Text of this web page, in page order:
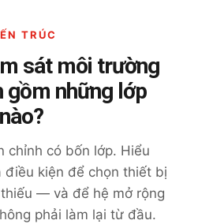
TRÚC
sát môi trường
gồm những lớp
nào?
chỉnh có bốn lớp. Hiểu
điều kiện để chọn thiết bị
— và để hệ mở rộng
phải làm lại từ đầu.